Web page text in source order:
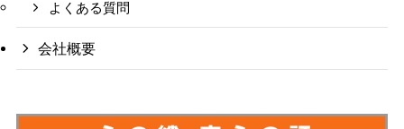
よくある質問
会社概要